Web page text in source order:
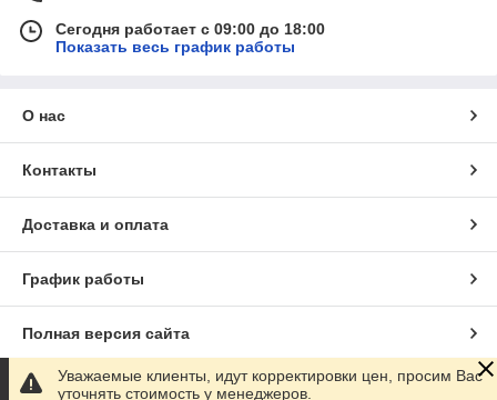
Сегодня работает с 09:00 до 18:00
Показать весь график работы
О нас
Контакты
Доставка и оплата
График работы
Полная версия сайта
Сайт создан на маркетплейсеSatu.kz
Уважаемые клиенты, идут корректировки цен, просим Вас
уточнять стоимость у менеджеров.